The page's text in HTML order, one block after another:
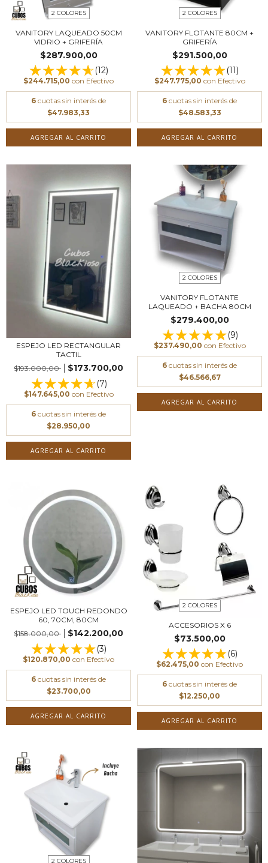
2 COLORES
VANITORY LAQUEADO 50CM
VIDRIO + GRIFERÍA
$287.900,00
(12)
$244.715,00 con Efectivo
6 cuotas sin interés de
$47.983,33
AGREGAR AL CARRITO
2 COLORES
VANITORY FLOTANTE 80CM +
GRIFERÍA
$291.500,00
(11)
$247.775,00 con Efectivo
6 cuotas sin interés de
$48.583,33
AGREGAR AL CARRITO
ESPEJO LED RECTANGULAR
TACTIL
$193.000,00
$173.700,00
(7)
$147.645,00 con Efectivo
6 cuotas sin interés de
$28.950,00
AGREGAR AL CARRITO
2 COLORES
VANITORY FLOTANTE
LAQUEADO + BACHA 80CM
$279.400,00
(9)
$237.490,00 con Efectivo
6 cuotas sin interés de
$46.566,67
AGREGAR AL CARRITO
ESPEJO LED TOUCH REDONDO
60, 70CM, 80CM
$158.000,00
$142.200,00
(3)
$120.870,00 con Efectivo
6 cuotas sin interés de
$23.700,00
AGREGAR AL CARRITO
2 COLORES
ACCESORIOS X 6
$73.500,00
(6)
$62.475,00 con Efectivo
6 cuotas sin interés de
$12.250,00
AGREGAR AL CARRITO
2 COLORES